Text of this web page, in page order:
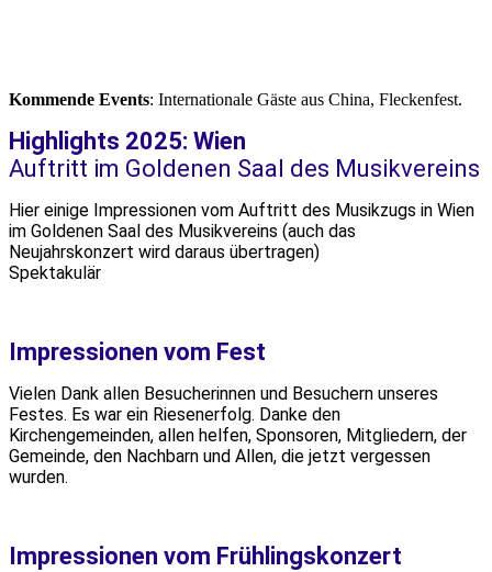
Kommende Events: Internationale Gäste aus China, Fleckenfest.
Highlights 2025: Wien
Auftritt im Goldenen Saal des Musikvereins
Hier einige Impressionen vom Auftritt des Musikzugs in Wien
im Goldenen Saal des Musikvereins (auch das
Neujahrskonzert wird daraus übertragen)
Spektakulär
Impressionen vom Fest
Vielen Dank allen Besucherinnen und Besuchern unseres
Festes. Es war ein Riesenerfolg. Danke den
Kirchengemeinden, allen helfen, Sponsoren, Mitgliedern, der
Gemeinde, den Nachbarn und Allen, die jetzt vergessen
wurden.
Impressionen vom Frühlingskonzert